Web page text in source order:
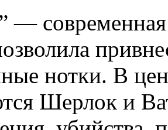
— современная
нотки. В
Шерлок и